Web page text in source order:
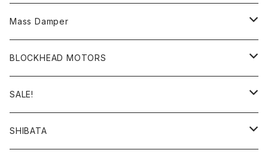
タイヤインナー
YOKOMO YD-2シリーズ
ダンパーカラーチェンジキット
ドリフトスプリング
汎用パーツ
ボディ
ボディ
アクセサリー・デカール・ステッカー
ツール
ビス・ナット・スペーサー・ブッシュ・ステー・皿ワッシャーなど
DIB
YD-4
YD-4MR
SD2.0
MC-1
RC_SPECIAL PARTS
APPAREL_LINE
Mass Damper
ステッカー
BLOCKHEAD MOTORS
ステッカー
雑貨
SALE!
タイヤ・ホイール関連
SHIBATA